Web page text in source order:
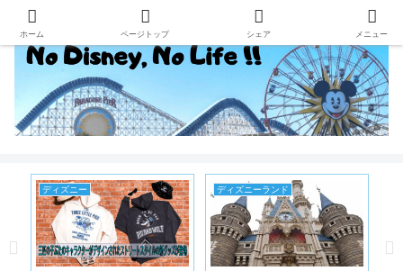
ディズニー ディズニーランド
ホーム ページトップ シェア メニュー